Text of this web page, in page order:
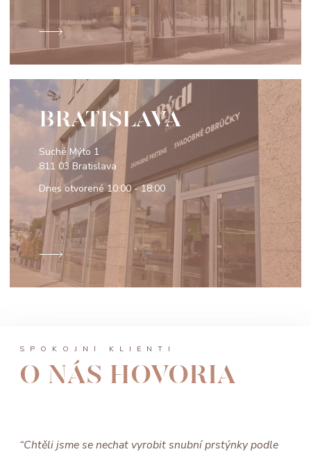
BRATISLAVA
Suché Mýto 1
811 03 Bratislava
Dnes otvorené10:00 - 18:00
SPOKOJNÍ KLIENTI
O NÁS HOVORIA
“Chtěli jsme se nechat vyrobit snubní prstýnky podle